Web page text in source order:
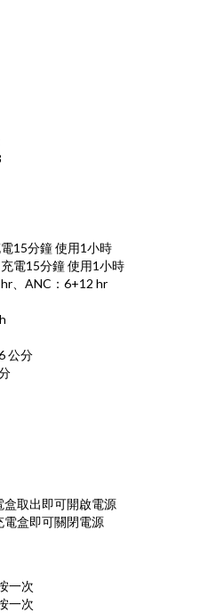
15分鐘 使用1小時
電15分鐘 使用1小時
、ANC：6+12 hr
公分
取出即可開啟電源
電盒即可關閉電源
一次
一次